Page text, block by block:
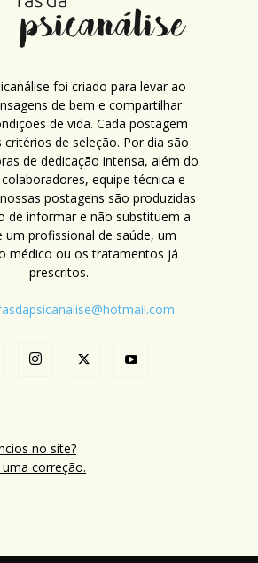
foi criado para levar ao
de bem e compartilhar
de vida. Cada postagem
critérios de seleção. Por dia são
de dedicação intensa, além do
equipe técnica e
postagens são produzidas
de informar e não substituem a
um profissional de saúde, um
médico ou os tratamentos já
prescritos.
no site?
correção.